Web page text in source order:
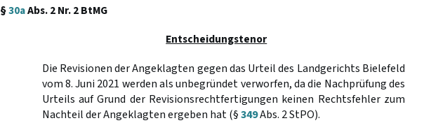
§30aAbs. 2 Nr. 2 BtMG
Entscheidungstenor
Die Revisionen der Angeklagten gegen das Urteil des Landgerichts Bielefeld
vom 8. Juni 2021 werden als unbegründet verworfen, da die Nachprüfung des
Urteils auf Grund der Revisionsrechtfertigungen keinen Rechtsfehler zum
Nachteil der Angeklagten ergeben hat (§349Abs. 2 StPO).